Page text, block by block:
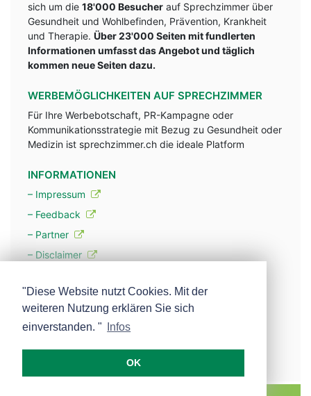
sich um die 18'000 Besucher auf Sprechzimmer über
Gesundheit und Wohlbefinden, Prävention, Krankheit
und Therapie. Über 23'000 Seiten mit fundlerten
Informationen umfasst das Angebot und täglich
kommen neue Seiten dazu.
WERBEMÖGLICHKEITEN AUF SPRECHZIMMER
Für Ihre Werbebotschaft, PR-Kampagne oder
Kommunikationsstrategie mit Bezug zu Gesundheit oder
Medizin ist sprechzimmer.ch die ideale Platform
INFORMATIONEN
– Impressum
– Feedback
– Partner
– Disclaimer
– Werbung
– Mehr über unsere Experten
"Diese Website nutzt Cookies. Mit der
weiteren Nutzung erklären Sie sich
einverstanden. "
Infos
OK